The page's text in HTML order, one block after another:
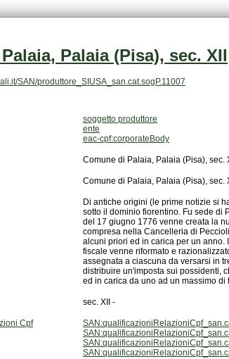
Palaia (Pisa), sec. XII
SAN/produttore_SIUSA_san.cat.sogP.11007
soggetto produttore
ente
eac-cpf:corporateBody
Comune di Palaia, Palaia (Pisa), sec.
Comune di Palaia, Palaia (Pisa), sec.
ed in carica da uno ad un massimo di
sec. XII -
Cpf